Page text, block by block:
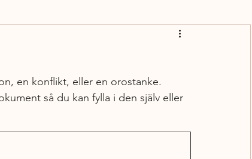
en konflikt, eller en orostanke.
så du kan fylla i den själv eller